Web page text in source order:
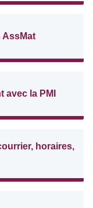
AssMat
la PMI
horaires,